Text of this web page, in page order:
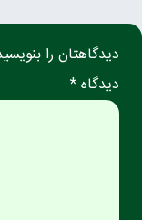
دیدگاهتان را
دیدگاه *